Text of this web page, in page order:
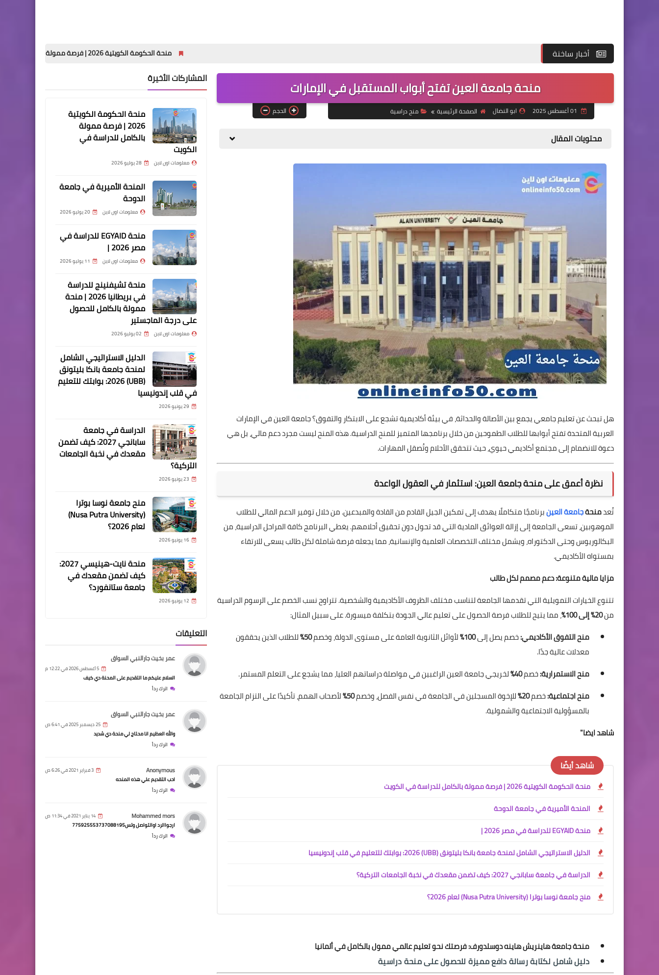
أخبار ساخنة منحة الحكومة الكويتية 2026 | فرصة ممولة بالكامل للدراسة في الكويت
منحة جامعة العين تفتح أبواب المستقبل في الإمارات
ابو النضال الصفحة الرئيسية منح دراسية الحجم
محتويات المقال
هل تبحث عن تعليم جامعي يجمع بين الأصالة والحداثة، في بيئة أكاديمية تشجع على الابتكار والتفوق؟ جامعة العين في الإمارات
العربية المتحدة تفتح أبوابها للطلاب الطموحين من خلال برنامجها المتميز للمنح الدراسية. هذه المنح ليست مجرد دعم مالي، بل هي
دعوة للانضمام إلى مجتمع أكاديمي حيوي، حيث تتحقق الأحلام وتُصقل المهارات.
نظرة أعمق على منحة جامعة العين: استثمار في العقول الواعدة
تُعدمنحةجامعة العينبرنامجًا متكاملًا يهدف إلى تمكين الجيل القادم من القادة والمبدعين. من خلال توفير الدعم المالي للطلاب
الموهوبين، تسعى الجامعة إلى إزالة العوائق المادية التي قد تحول دون تحقيق أحلامهم. يغطي البرنامج كافة المراحل الدراسية، من
البكالوريوس وحتى الدكتوراه، ويشمل مختلف التخصصات العلمية والإنسانية، مما يجعله فرصة شاملة لكل طالب يسعى للارتقاء
بمستواه الأكاديمي.
مزايا مالية متنوعة: دعم مصمم لكل طالب
تتنوع الخيارات التمويلية التي تقدمها الجامعة لتناسب مختلف الظروف الأكاديمية والشخصية. تتراوح نسب الخصم على الرسوم الدراسية
من20% إلى 100%
، مما يتيح للطلاب فرصة الحصول على تعليم عالي الجودة بتكلفة ميسورة. على سبيل المثال:
منح التفوق الأكاديمي:خصم يصل إلى100% لأوائل الثانوية العامة على مستوى الدولة، وخصم50% للطلاب الذين يحققون
معدلات عالية جدًا.
منح الاستمرارية:خصم40% لخريجي جامعة العين الراغبين في مواصلة دراساتهم العليا، مما يشجع على التعلم المستمر.
منح اجتماعية:خصم20% للإخوة المسجلين في الجامعة في نفس الفصل، وخصم50% لأصحاب الهمم، تأكيدًا على التزام الجامعة
بالمسؤولية الاجتماعية والشمولية.
شاهد ايضا"
شاهد أيضًا
منحة الحكومة الكويتية 2026 | فرصة ممولة بالكامل للدراسة في الكويت
المنحة الأميرية في جامعة الدوحة
منحة EGYAID للدراسة في مصر 2026 |
الدليل الاستراتيجي الشامل لمنحة جامعة بانكا بليتونق (UBB) 2026: بوابتك للتعليم في قلب إندونيسيا
الدراسة في جامعة سابانجي 2027: كيف تضمن مقعدك في نخبة الجامعات التركية؟
منح جامعة نوسا بوترا (Nusa Putra University) لعام 2026؟
منحة جامعة هاينريش هاينه دوسلدورف: فرصتك نحو تعليم عالمي ممول بالكامل في ألمانيا
دليل شامل لكتابة رسالة دافع مميزة للحصول على منحة دراسية
المشاركات الأخيرة
منحة الحكومة الكويتية
2026 | فرصة ممولة
بالكامل للدراسة في
الكويت
معلومات اون لاين 28 يوليو 2026
المنحة الأميرية في جامعة
الدوحة
معلومات اون لاين 20 يوليو 2026
منحة EGYAID للدراسة في
مصر 2026 |
معلومات اون لاين 11 يوليو 2026
منحة تشيفنينج للدراسة
في بريطانيا 2026 | منحة
ممولة بالكامل للحصول
على درجة الماجستير
معلومات اون لاين 02 يوليو 2026
الدليل الاستراتيجي الشامل
لمنحة جامعة بانكا بليتونق
(UBB) 2026: بوابتك للتعليم
في قلب إندونيسيا
29 يونيو 2026
الدراسة في جامعة
سابانجي 2027: كيف تضمن
مقعدك في نخبة الجامعات
التركية؟
23 يونيو 2026
منح جامعة نوسا بوترا
(Nusa Putra University)
لعام 2026؟
16 يونيو 2026
منحة نايت-هينيسي 2027:
كيف تضمن مقعدك في
جامعة ستانفورد؟
12 يونيو 2026
التعليقات
عمر بخيت جارالنبي السواق
5 أغسطس 2026 في 12:22 م
السلام عليكم ما التقديم على المحنة دي كيف
اترك رداً
عمر بخيت جارالنبي السواق
25 ديسمبر 2025 في 6:41 ص
والله العظيم انا محتاج لي منحة دي شديد
اترك رداً
Anonymous 3 فبراير 2021 في 6:26 ص
احب التقديم علي هذه المنحه
اترك رداً
Mohammed mors 14 يناير 2021 في 11:34 ص
ارجواالرد اوالتواصل وتس775925553737088195
اترك رداً